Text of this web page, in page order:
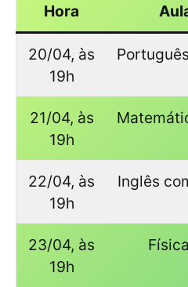
Hora
20/04, às
19h
21/04, às
19h
22/04, às
19h
Inglês
23/04, às
19h